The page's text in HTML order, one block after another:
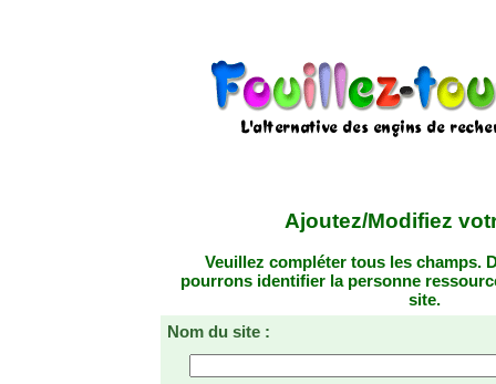
Ajoutez/Modifiez
Veuillez compléter tous les champs.
pourrons identifier la personne
site.
Nom du site :